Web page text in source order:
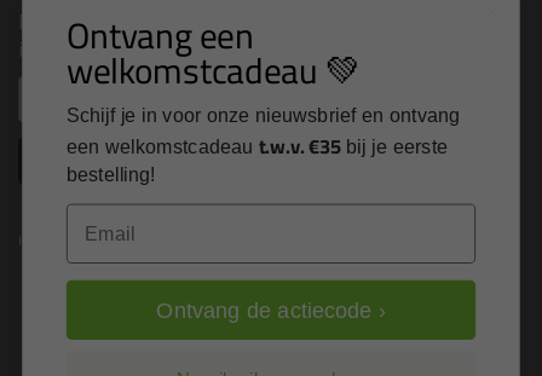
Nieuws, tips en exclusieve deals rechtstreeks in je
inbox
Inschrijven
Kitcentrum is trots op:
Ontvang een
welkomstcadeau 💚
Schijf je in voor onze nieuwsbrief en ontvang
een welkomstcadeau t.w.v. €35 bij je eerste
bestelling!
Email
Ontvang de actiecode ›